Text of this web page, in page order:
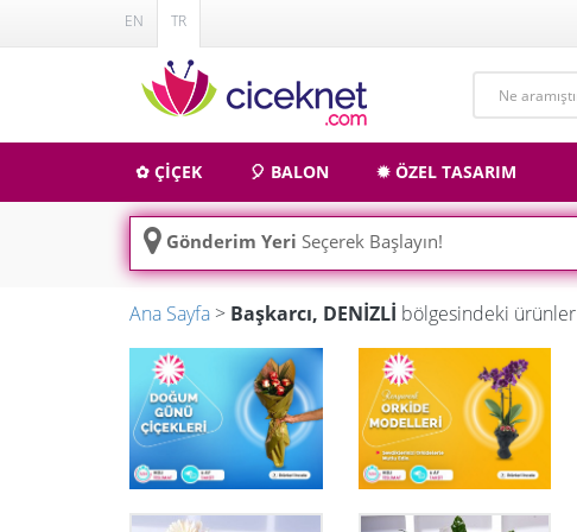
EN TR
✿ ÇİÇEK 🎈 BALON ✹ ÖZEL TASARIM
Gönderim Yeri Seçerek Başlayın!
Ana Sayfa > Başkarcı, DENİZLİ bölgesindeki ürünler